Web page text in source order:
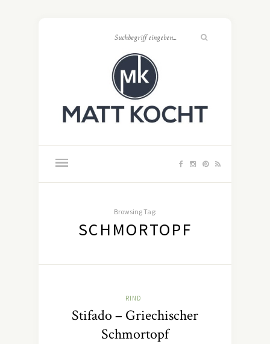
Browsing Tag:
SCHMORTOPF
RIND
Stifado – Griechischer
Schmortopf